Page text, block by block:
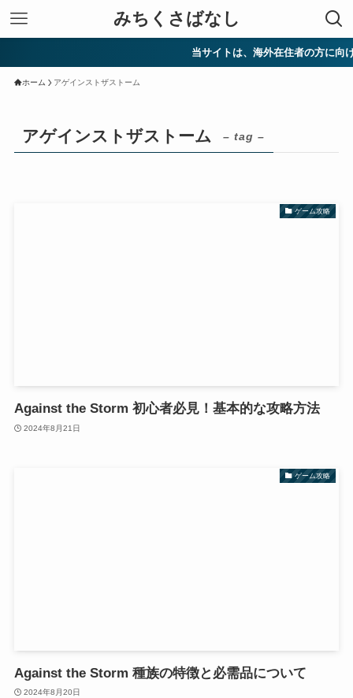
みちくさばなし
当サイトは、海外在住者の方に向け
ホーム アゲインストザストーム
アゲインストザストーム – tag –
ゲーム攻略
Against the Storm 初心者必見！基本的な攻略方法
2024年8月21日
ゲーム攻略
Against the Storm 種族の特徴と必需品について
2024年8月20日